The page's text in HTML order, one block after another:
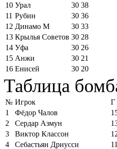
10 Урал 30 38
11 Рубин 30 36
12 Динамо М 30 33
13 Крылья Советов 30 28
14 Уфа 30 26
15 Анжи 30 21
16 Енисей 30 20
Таблица
№ Игрок
Г
1
Фёдор Чалов
2
Сердар Азмун
3
Виктор Классон
4
Себастьян Дриусси
11